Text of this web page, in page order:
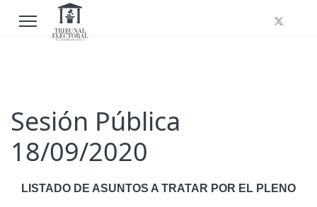
Sesión Pública
18/09/2020
LISTADO DE ASUNTOS A TRATAR POR EL PLENO